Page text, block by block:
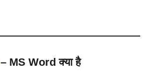
– MS Word क्या है